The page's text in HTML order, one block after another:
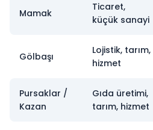
Mamak
Ticaret,
küçük sanayi
Gölbaşı
Lojistik, tarım,
hizmet
Pursaklar /
Kazan
Gıda üretimi,
tarım, hizmet